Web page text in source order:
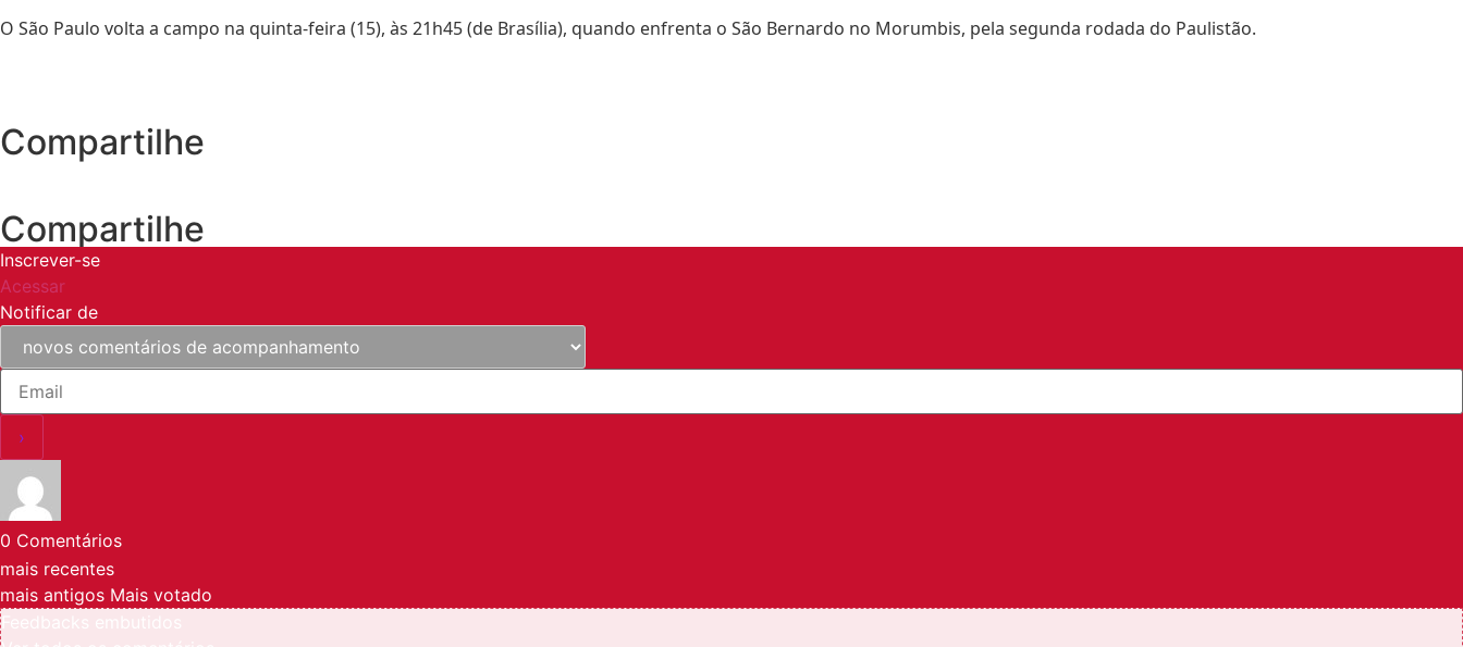
O São Paulo volta a campo na quinta-feira (15), às 21h45 (de Brasília), quando enfrenta o São Bernardo no Morumbis, pela segunda rodada do Paulistão.
Compartilhe
Compartilhe
Inscrever-se
Acessar
Notificar de
0 Comentários
mais recentes
mais antigos Mais votado